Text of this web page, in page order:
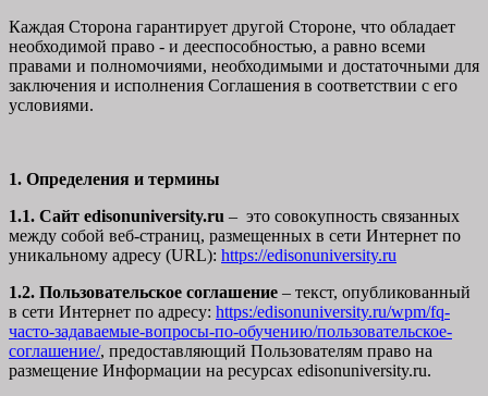
Каждая Сторона гарантирует другой Стороне, что обладает
необходимой право - и дееспособностью, а равно всеми
правами и полномочиями, необходимыми и достаточными для
заключения и исполнения Соглашения в соответствии с его
условиями.
1. Определения и термины
1.1. Сайт edisonuniversity.ru – это совокупность связанных
между собой веб-страниц, размещенных в сети Интернет по
уникальному адресу (URL): https://edisonuniversity.ru
1.2. Пользовательское соглашение – текст, опубликованный
в сети Интернет по адресу: https:/edisonuniversity.ru/wpm/fq-
часто-задаваемые-вопросы-по-обучению/пользовательское-
соглашение/, предоставляющий Пользователям право на
размещение Информации на ресурсах edisonuniversity.ru.